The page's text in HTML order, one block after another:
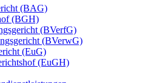
(BAG)
(BGH)
(BVerfG)
(BVerwG)
(EuG)
(EuGH)